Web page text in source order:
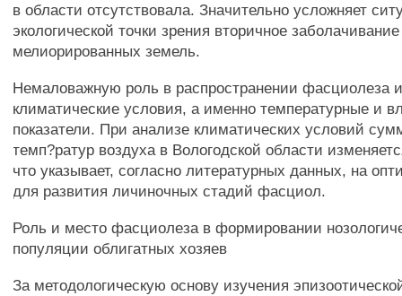
в области отсутствовала. Значительно усложняет
экологической точки зрения вторичное
мелиорированных земель.
Немаловажную роль в распространении фасциолеза
климатические условия, а именно температурные и
показатели. При анализе климатических условий
темп?ратур воздуха в Вологодской области
что указывает, согласно литературных данных, на
для развития личиночных стадий фасциол.
Роль и место фасциолеза в формировании
популяции облигатных хозяев
За методологическую основу изучения